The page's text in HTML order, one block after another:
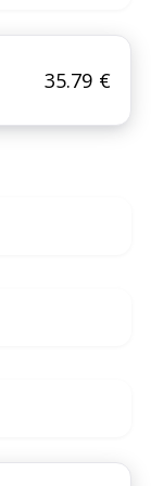
35.79 €